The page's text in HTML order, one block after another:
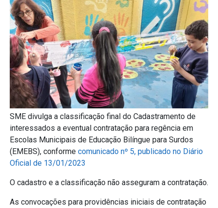
SME divulga a classificação final do Cadastramento de
interessados a eventual contratação para regência em
Escolas Municipais de Educação Bilíngue para Surdos
(EMEBS), conforme comunicado nº 5, publicado no Diário
Oficial de 13/01/2023
O cadastro e a classificação não asseguram a contratação.
As convocações para providências iniciais de contratação